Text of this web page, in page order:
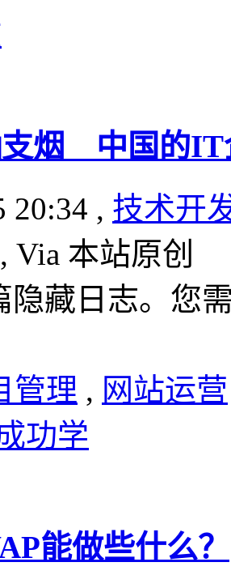
烟 中国的IT
20:34 , 技术开
, Via 本站原创
隐藏日志。您
管理 , 网站运营
功学
能做些什么？